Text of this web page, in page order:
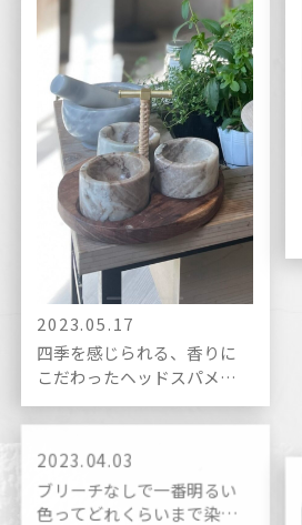
2023.05.17
四季を感じられる、香りに
こだわったヘッドスパメニ
ュー。
2023.04.03
ブリーチなしで一番明るい
色ってどれくらいまで染ま